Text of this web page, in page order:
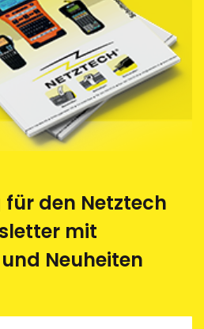
den Netztech
mit
Neuheiten